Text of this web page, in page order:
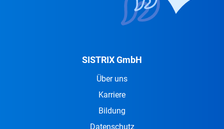
SISTRIX GmbH
Über uns
Karriere
Bildung
Datenschutz